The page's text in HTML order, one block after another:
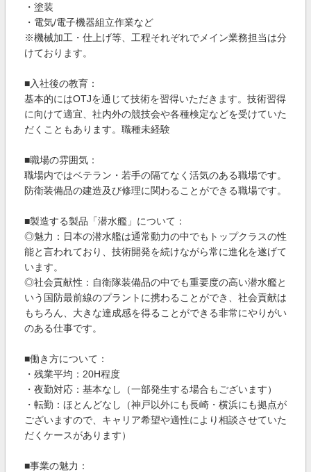
・塗装
・電気/電子機器組立作業など
※機械加工・仕上げ等、工程それぞれでメイン業務担当は分
けております。
■入社後の教育：
基本的にはOTJを通じて技術を習得いただきます。技術習得
に向けて適宜、社内外の競技会や各種検定などを受けていた
だくこともあります。職種未経験
■職場の雰囲気：
職場内ではベテラン・若手の隔てなく活気のある職場です。
防衛装備品の建造及び修理に関わることができる職場です。
■製造する製品「潜水艦」について：
◎魅力：日本の潜水艦は通常動力の中でもトップクラスの性
能と言われており、技術開発を続けながら常に進化を遂げて
います。
◎社会貢献性：自衛隊装備品の中でも重要度の高い潜水艦と
いう国防最前線のプラントに携わることができ、社会貢献は
もちろん、大きな達成感を得ることができる非常にやりがい
のある仕事です。
■働き方について：
・残業平均：20H程度
・夜勤対応：基本なし（一部発生する場合もございます）
・転勤：ほとんどなし（神戸以外にも長崎・横浜にも拠点が
ございますので、キャリア希望や適性により相談させていた
だくケースがあります）
■事業の魅力：